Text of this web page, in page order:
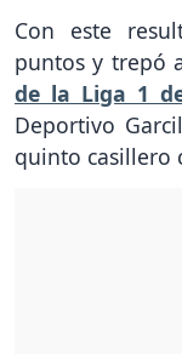
Con este
puntos y trepó
de la Liga 1
Deportivo
quinto casillero